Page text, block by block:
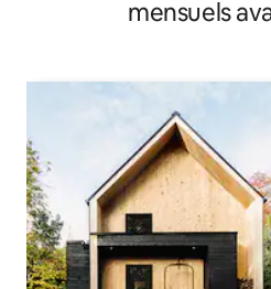
mensuels